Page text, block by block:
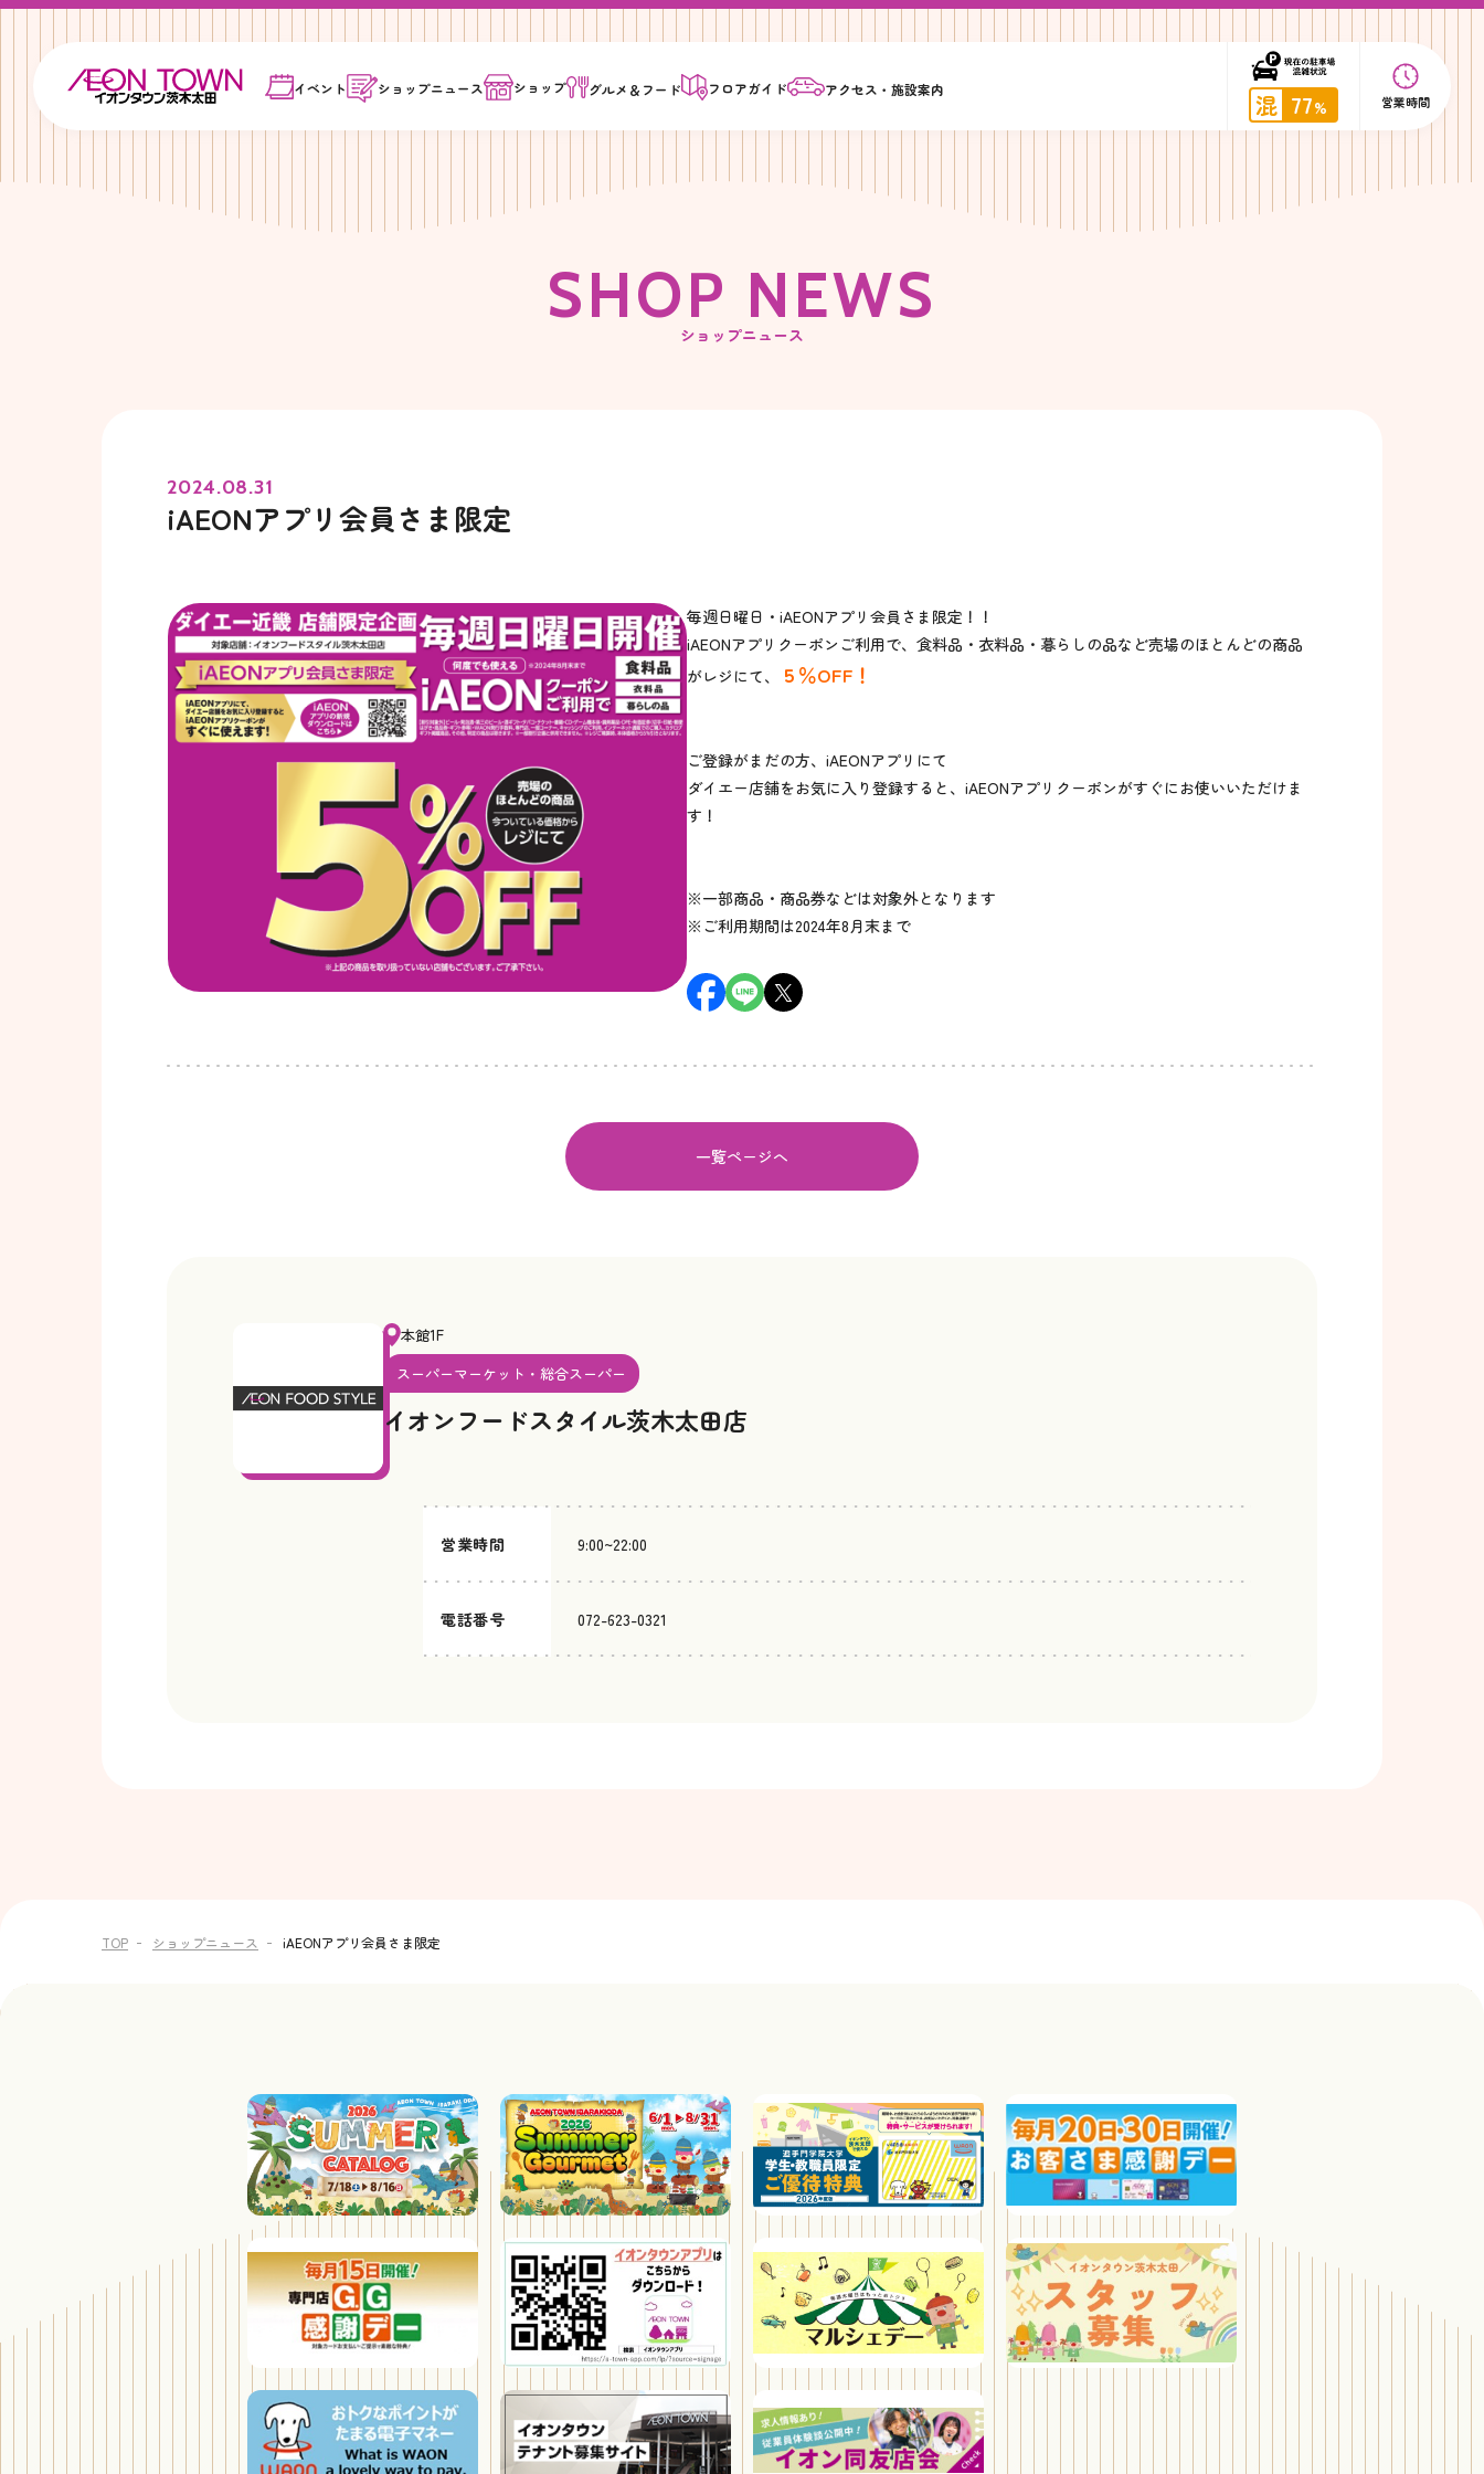
イベント ショップニュース ショップ グルメ＆ フード フロアガイド アクセス・施設案内 混 77% 営業時間
SHOP NEWS
ショップニュース
2024.08.31
iAEONアプリ会員さま限定
毎週日曜日・iAEONアプリ会員さま限定！！
iAEONアプリクーポンご利用で、食料品・衣料品・暮らしの品など売場のほとんどの商品
がレジにて、
５％OFF！
ご登録がまだの方、iAEONアプリにて
ダイエー店舗をお気に入り登録すると、iAEONアプリクーポンがすぐにお使いいただけま
す！
※一部商品・商品券などは対象外となります
※ご利用期間は2024年8月末まで
一覧ページへ
本館1F
スーパーマーケット・総合スーパー
イオンフードスタイル茨木太田店
営業時間 9:00~22:00
電話番号 072-623-0321
TOP ショップニュース iAEONアプリ会員さま限定